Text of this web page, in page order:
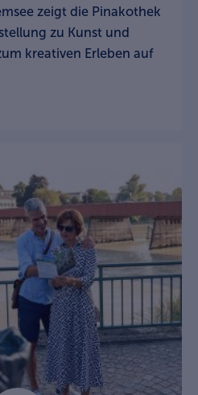
zeigt die Pinakothek
zu Kunst und
kreativen Erleben auf